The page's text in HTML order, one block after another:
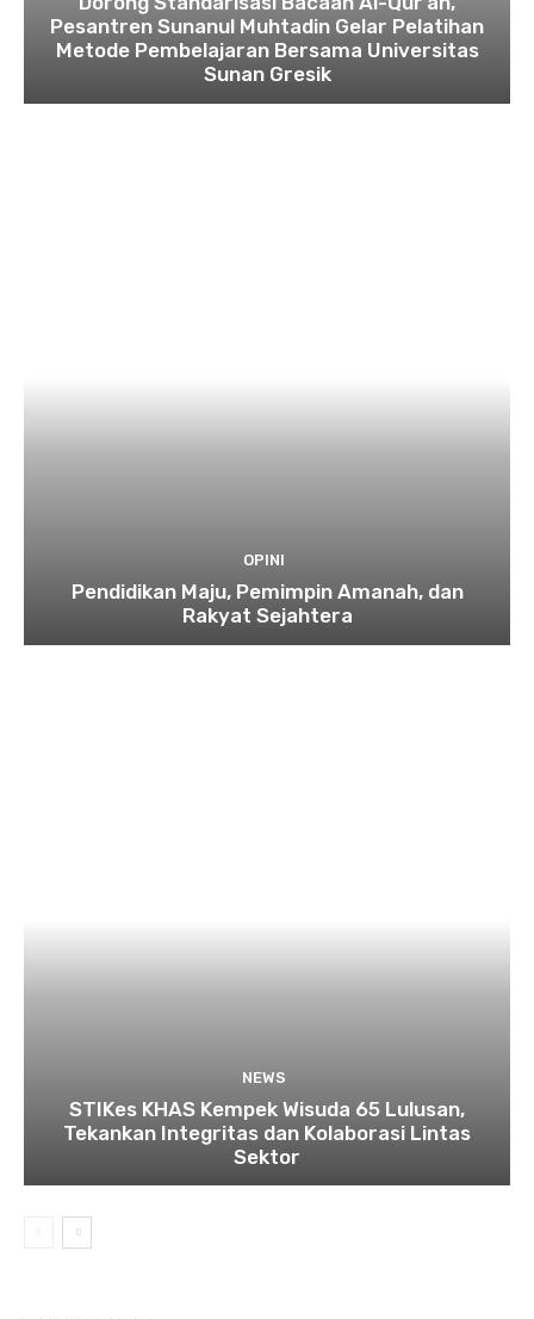
Pesantren Sunanul Muhtadin Gelar Pelatihan
Metode Pembelajaran Bersama Universitas
Sunan Gresik
OPINI
Pendidikan Maju, Pemimpin Amanah, dan
Rakyat Sejahtera
NEWS
STIKes KHAS Kempek Wisuda 65 Lulusan,
Tekankan Integritas dan Kolaborasi Lintas
Sektor